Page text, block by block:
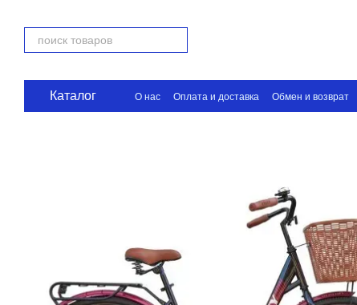
Каталог О нас Оплата и доставка Обмен и возврат